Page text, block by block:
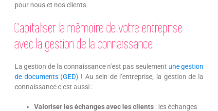
pour nous et nos clients.
Capitaliser la mémoire de votre entreprise
avec la gestion de la connaissance
La gestion de la connaissance n’est pas seulement une gestion
de documents (GED) ! Au sein de l’entreprise, la gestion de la
connaissance c’est aussi :
Valoriser les échanges avec les clients: les échanges